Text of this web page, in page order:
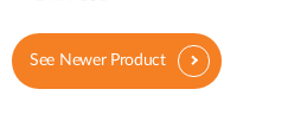
See Newer Product